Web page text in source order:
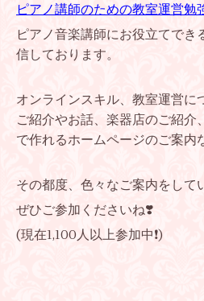
ピアノ講師のための教室運営勉
ピアノ音楽講師にお役立てでき
信しております。
オンラインスキル、教室運営に
ご紹介やお話、楽器店のご紹介
で作れるホームページのご案内
その都度、 色々なご案内をして
ぜひご参加くださいね❣️
(現在1,100人以上参加中❗)